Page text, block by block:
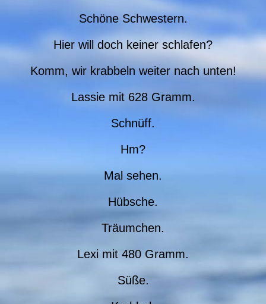
Schöne Schwestern.
Hier will doch keiner schlafen?
Komm, wir krabbeln weiter nach unten!
Lassie mit 628 Gramm.
Schnüff.
Hm?
Mal sehen.
Hübsche.
Träumchen.
Lexi mit 480 Gramm.
Süße.